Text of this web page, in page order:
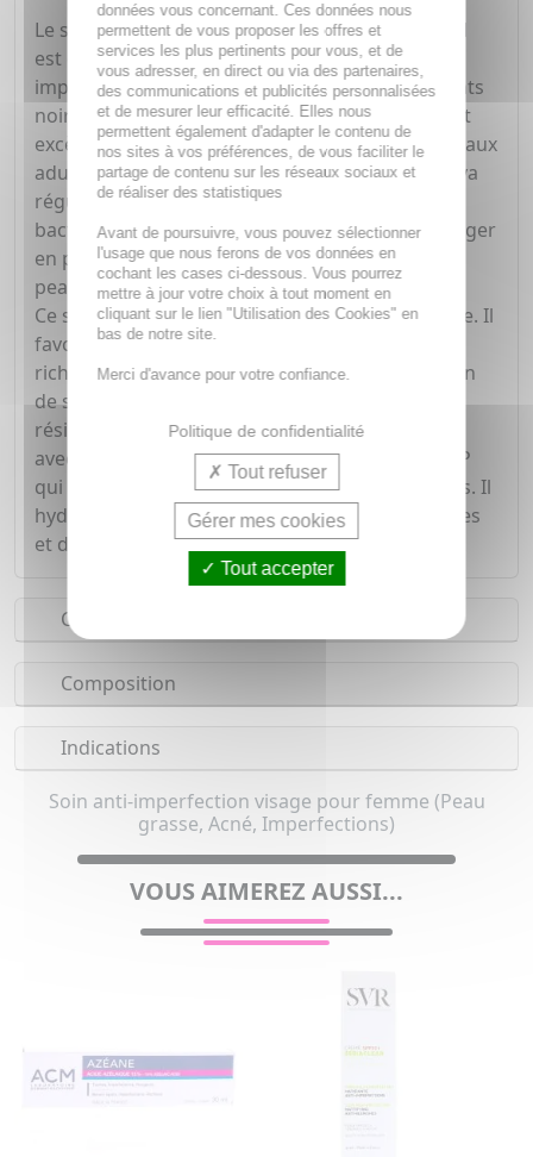
Le soin anti-imperfections intensif Actipur 3 en 1
est conçu pour les peaux présentant des
imperfections modérées à sévères, de type points
noirs, boutons disgracieux, zones inflammées et
excès de sébum. Il s'adresse aux adolescents et aux
adultes à la peau à tendance acnéique. Ce soin va
réguler le flux sébacé, limiter la prolifération
bactérienne et matifier votre visage. Elle va déloger
en profondeur les impuretés sans agresser la
peau.
Ce soin 3 en 1 agit sur 3 niveaux en un seul geste. Il
favorise l'élimination des points noirs par sa
richesse en kératozine A qui diminue la sécrétion
de sébum en arrêtant l'apparition de marques
résiduelles. Il limite la prolifération bactérienne
avec le complexe phytosphingosine- vitamine PP
qui permet aussi d'apaiser les zones inflammées. Il
hydrate la peau grâce à la présence de céramides
et de glycérine.
Conseils d'utilisation
Composition
Indications
Soin anti-imperfection visage pour femme (Peau
grasse, Acné, Imperfections)
VOUS AIMEREZ AUSSI...
données vous concernant. Ces données nous
permettent de vous proposer les offres et
services les plus pertinents pour vous, et de
vous adresser, en direct ou via des partenaires,
des communications et publicités personnalisées
et de mesurer leur efficacité. Elles nous
permettent également d'adapter le contenu de
nos sites à vos préférences, de vous faciliter le
partage de contenu sur les réseaux sociaux et
de réaliser des statistiques
Avant de poursuivre, vous pouvez sélectionner
l'usage que nous ferons de vos données en
cochant les cases ci-dessous. Vous pourrez
mettre à jour votre choix à tout moment en
cliquant sur le lien "Utilisation des Cookies" en
bas de notre site.
Merci d'avance pour votre confiance.
Politique de confidentialité
Tout refuser
Gérer mes cookies
Tout accepter